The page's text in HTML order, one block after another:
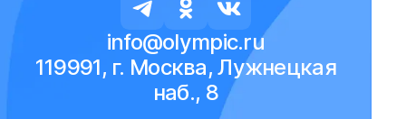
info@olympic.ru
119991, г. Москва, Лужнецкая
наб., 8